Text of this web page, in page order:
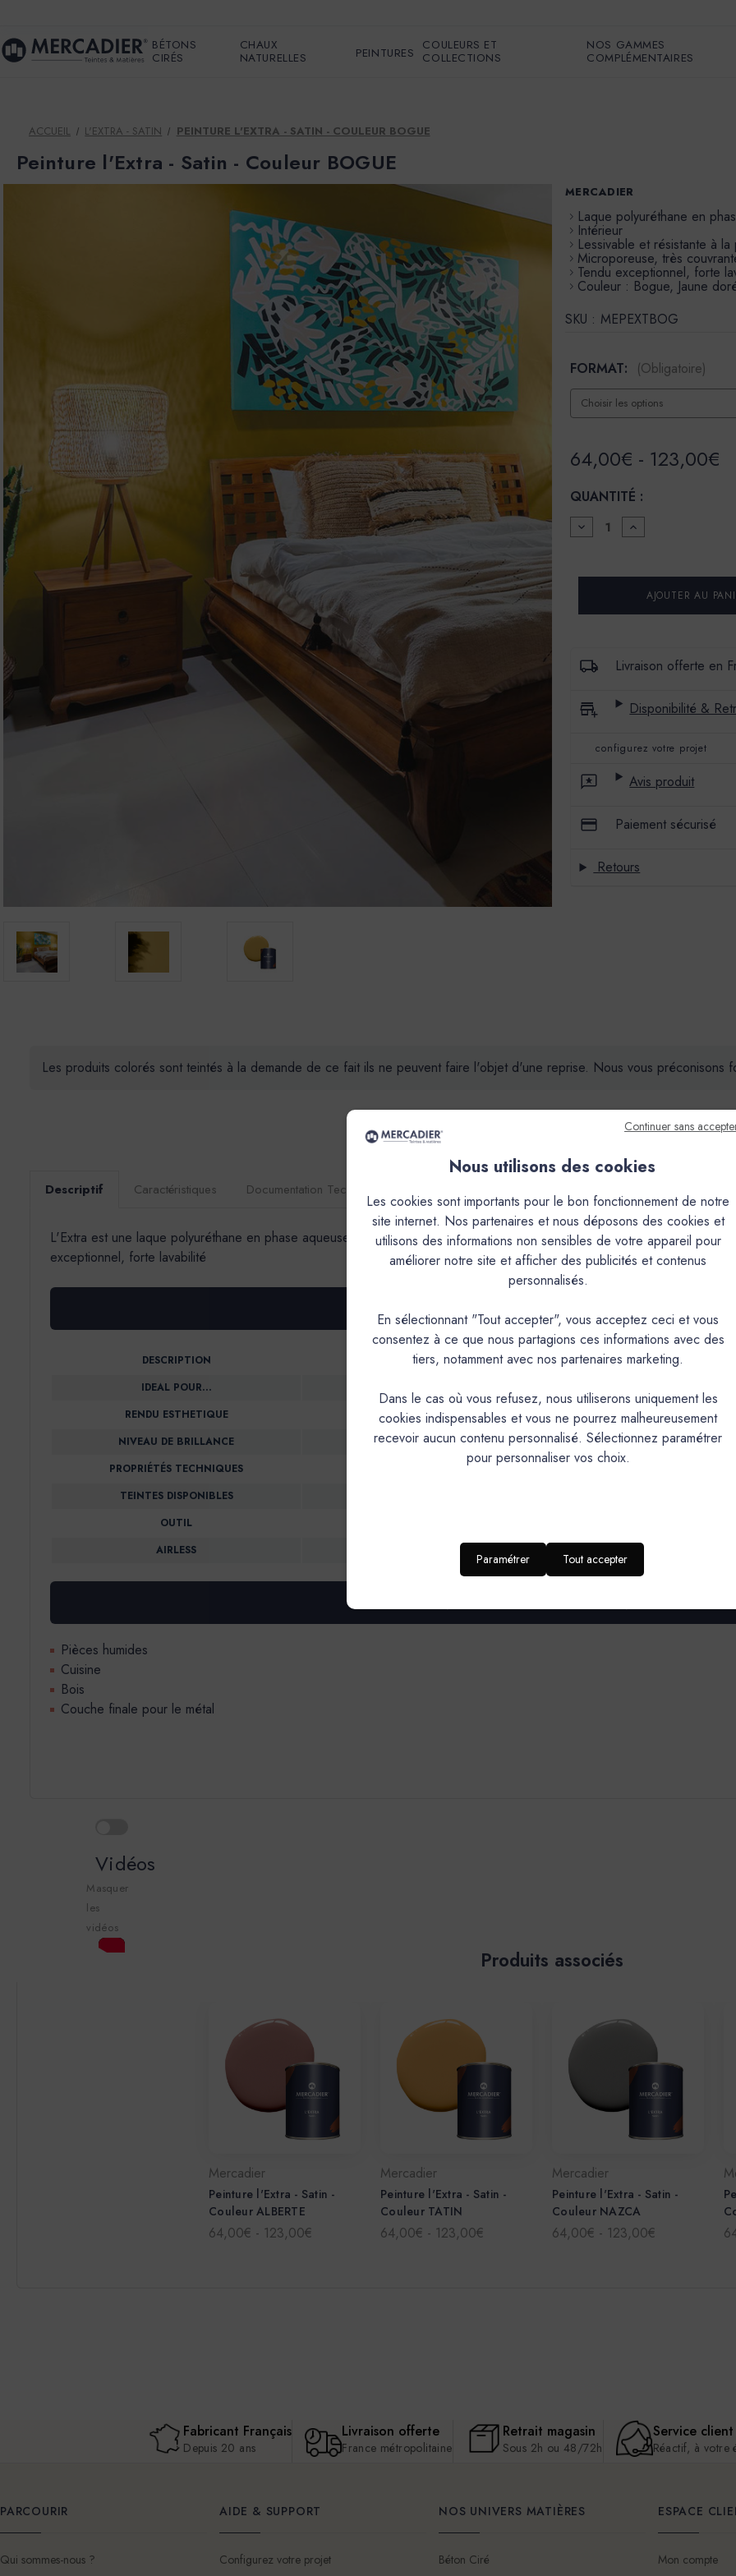
BÉTONS
CIRÉS
CHAUX
NATURELLES
PEINTURES
COULEURS ET
COLLECTIONS
NOS GAMMES
COMPLÉMENTAIRES
ACCUEIL L'EXTRA - SATIN PEINTURE L'EXTRA - SATIN - COULEUR BOGUE
Peinture l'Extra - Satin - Couleur BOGUE
MERCADIER
Laque polyuréthane en
Intérieur
Lessivable et résistante à
Microporeuse, très
Tendu exceptionnel, forte
Couleur : Bogue, Jaune
SKU : MEPEXTBOG
FORMAT: (Obligatoire)
64,00€ - 123,00€
QUANTITÉ :
DIMINUER
LA
PEINTURE
SATIN
BOGUE
AUGMENTER
LA
PEINTURE
L'EXTRA
SATIN
BOGUE
Livraison offerte en
Disponibilité &
configurez votre projet
Avis produit
Paiement sécurisé
Retours
Les produits colorés sont teintés à la demande de ce fait ils ne peuvent faire l'objet d'une reprise. Nous vous préconisons
Descriptif Caractéristiques Documentation Technique
L'Extra est une laque polyuréthane en phase aqueuse, velours, satinée, lessivable et résistante à la plupart des rayures.
exceptionnel, forte lavabilité
PRODUIT
DESCRIPTION Laque polyuréthane à l’eau
IDEAL POUR… Intérieur/Extérieur.Murs cuisine, salles de
RENDU ESTHETIQUE Aspect satiné velours
NIVEAU DE BRILLANCE Brillance 60° (UB)*: 20-30 / Brillance
PROPRIÉTÉS TECHNIQUES Très fort pouvoir couvrant / Très bonne tenue, résistante aux rayures
TEINTES DISPONIBLES
OUTIL
AIRLESS Pression Airless : +/‐ 10 MPa (= 100 atm.) -
DOMAINES D’APPLICATION-
Pièces humides
Cuisine
Bois
Couche finale pour le métal
Vidéos
Masquer
les
vidéos
Produits associés
Mercadier
Peinture l'Extra - Satin -
Couleur ALBERTE
64,00€ - 123,00€
Mercadier
Peinture l'Extra - Satin -
Couleur TATIN
64,00€ - 123,00€
Mercadier
Peinture l'Extra - Satin -
Couleur NAZCA
64,00€ - 123,00€
Fabricant Français
Depuis 20 ans
Livraison offerte
France métropolitaine
Retrait magasin
Sous 2h ou 48/72h
Service client
Réactif, à votre
PARCOURIR
Qui sommes-nous ?
AIDE & SUPPORT
Configurez votre projet
NOS UNIVERS MATIÈRES
Béton Ciré
ESPACE
Mon compte
Continuer sans
Nous utilisons des cookies
Les cookies sont importants pour le bon fonctionnement de notre
site internet. Nos partenaires et nous déposons des cookies et
utilisons des informations non sensibles de votre appareil pour
améliorer notre site et afficher des publicités et contenus
personnalisés.
En sélectionnant "Tout accepter", vous acceptez ceci et vous
consentez à ce que nous partagions ces informations avec des
tiers, notamment avec nos partenaires marketing.
Dans le cas où vous refusez, nous utiliserons uniquement les
cookies indispensables et vous ne pourrez malheureusement
recevoir aucun contenu personnalisé. Sélectionnez paramétrer
pour personnaliser vos choix.
Paramétrer Tout accepter